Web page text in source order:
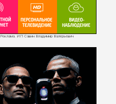
Реклама. ИП Савин Владимир Валерьевич